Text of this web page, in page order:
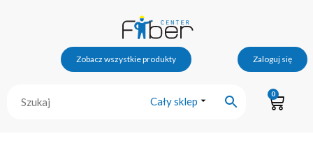
Zobacz wszystkie produkty Zaloguj się
Cały sklep
0